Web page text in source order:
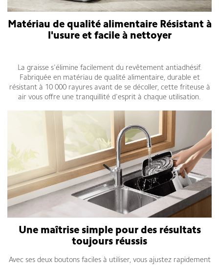
Matériau de qualité alimentaire Résistant à
l'usure et facile à nettoyer
La graisse s'élimine facilement du revêtement antiadhésif.
Fabriquée en matériau de qualité alimentaire, durable et
résistant à 10 000 rayures avant de se décoller, cette friteuse à
air vous offre une tranquillité d'esprit à chaque utilisation.
Une maîtrise simple pour des résultats
toujours réussis
Avec ses deux boutons faciles à utiliser, vous ajustez rapidement